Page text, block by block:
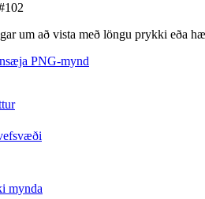
102
um að vista með löngu prykki eða
PNG-mynd
mynda